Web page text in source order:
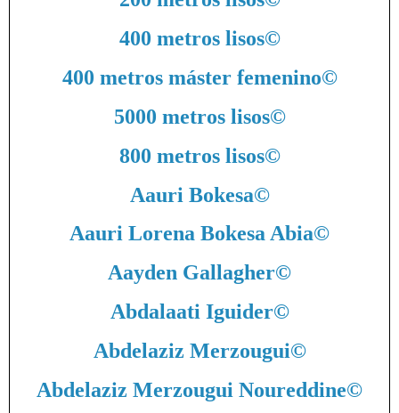
400 metros lisos©
400 metros máster femenino©
5000 metros lisos©
800 metros lisos©
Aauri Bokesa©
Aauri Lorena Bokesa Abia©
Aayden Gallagher©
Abdalaati Iguider©
Abdelaziz Merzougui©
Abdelaziz Merzougui Noureddine©